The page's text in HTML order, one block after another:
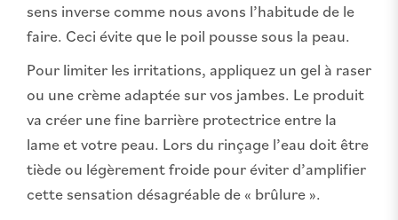
sens inverse comme nous avons l’habitude de le
faire. Ceci évite que le poil pousse sous la peau.
Pour limiter les irritations, appliquez un gel à raser
ou une crème adaptée sur vos jambes. Le produit
va créer une fine barrière protectrice entre la
lame et votre peau. Lors du rinçage l’eau doit être
tiède ou légèrement froide pour éviter d’amplifier
cette sensation désagréable de « brûlure ».